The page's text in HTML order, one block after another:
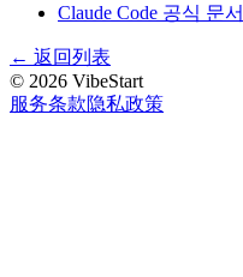
Claude Code 공식 문서
← 返回列表
© 2026 VibeStart
服务条款隐私政策